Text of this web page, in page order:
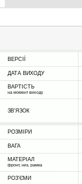
ВЕРСІЇ
ДАТА ВИХОДУ
ВАРТІСТЬ
на момент виходу
ЗВ'ЯЗОК
РОЗМІРИ
ВАГА
МАТЕРІАЛ
фронт, низ, рамка
РОЗ'ЄМИ